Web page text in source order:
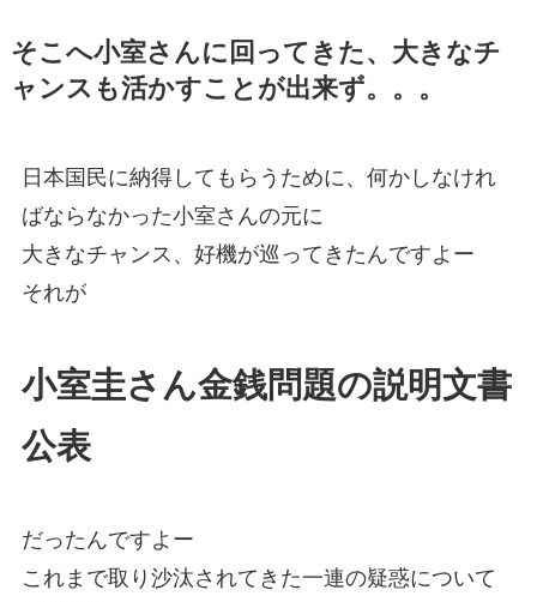
そこへ小室さんに回ってきた、大きなチ
ャンスも活かすことが出来ず。。。
日本国民に納得してもらうために、何かしなけれ
ばならなかった小室さんの元に
大きなチャンス、好機が巡ってきたんですよー
それが
小室圭さん金銭問題の説明文書
公表
だったんですよー
これまで取り沙汰されてきた一連の疑惑について